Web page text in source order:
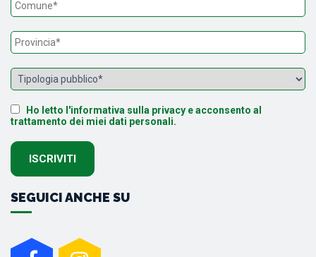
Ho letto l'informativa sulla privacy e acconsento al
trattamento dei miei dati personali.
SEGUICI ANCHE SU